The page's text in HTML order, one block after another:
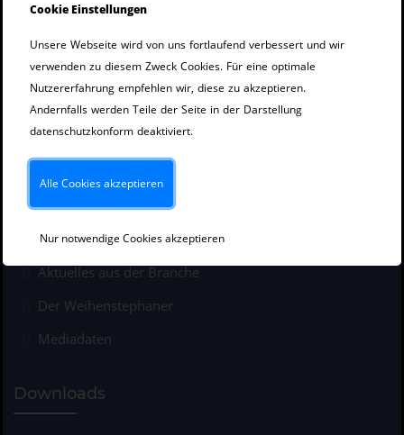
Impressum
Aktuelles aus der Branche
Der Weihenstephaner
Mediadaten
Downloads
Cookie Einstellungen
Unsere Webseite wird von uns fortlaufend verbessert und wir
verwenden zu diesem Zweck Cookies. Für eine optimale
Nutzererfahrung empfehlen wir, diese zu akzeptieren.
Andernfalls werden Teile der Seite in der Darstellung
datenschutzkonform deaktiviert.
Alle Cookies akzeptieren
Nur notwendige Cookies akzeptieren